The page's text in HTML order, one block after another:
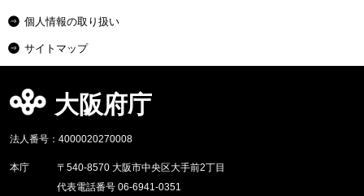
個人情報の取り扱い
サイトマップ
大阪府庁
法人番号：4000020270008
本庁
〒540-8570 大阪市中央区大手前2丁目
代表電話番号 06-6941-0351